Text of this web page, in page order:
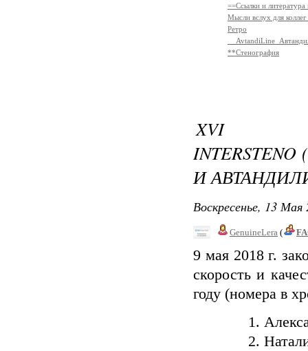
==Ссылки и
Мысли вслух для
Ретро
**Стенография
XVI
И
Воскресенье, 13
GenuineLera (
9 мая 2018 г.
скорость и
году (номера в
1.
2.